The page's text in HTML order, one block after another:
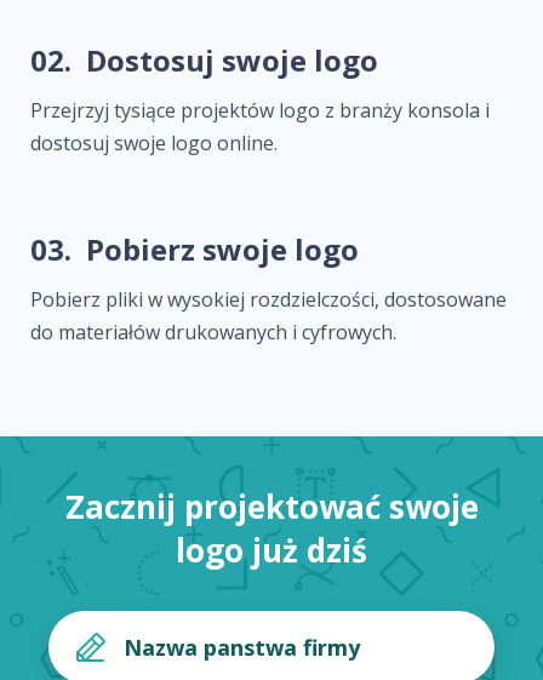
02. Dostosuj swoje logo
Przejrzyj tysiące projektów logo z branży konsola i
dostosuj swoje logo online.
03. Pobierz swoje logo
Pobierz pliki w wysokiej rozdzielczości, dostosowane
do materiałów drukowanych i cyfrowych.
Zacznij projektować swoje
logo już dziś